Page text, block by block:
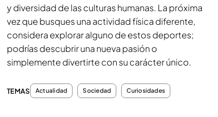
y diversidad de las culturas humanas. La próxima
vez que busques una actividad física diferente,
considera explorar alguno de estos deportes;
podrías descubrir una nueva pasión o
simplemente divertirte con su carácter único.
TEMAS Actualidad Sociedad Curiosidades